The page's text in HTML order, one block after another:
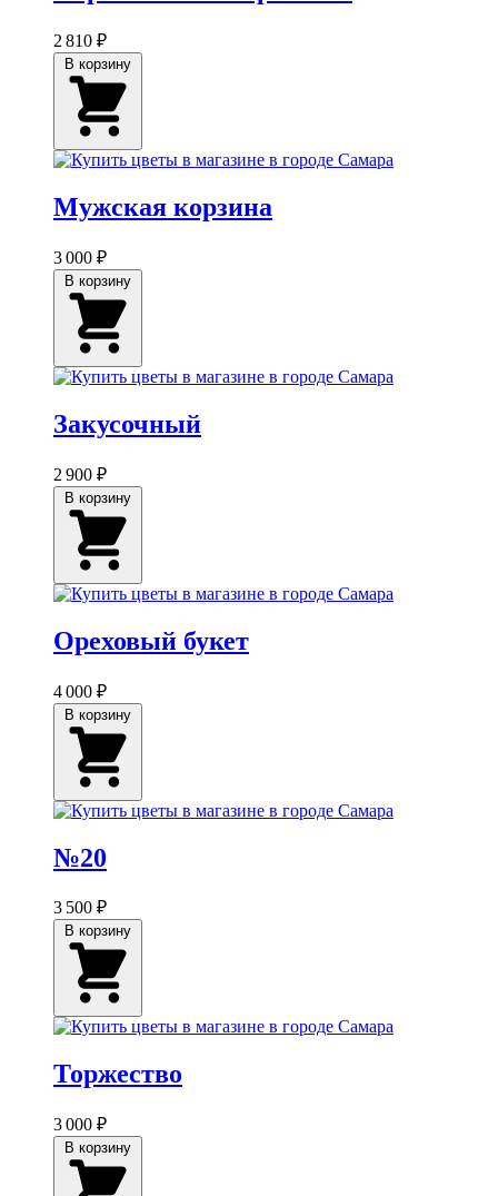
2 810 ₽
Мужская корзина
3 000 ₽
Закусочный
2 900 ₽
Ореховый букет
4 000 ₽
№20
3 500 ₽
Торжество
3 000 ₽